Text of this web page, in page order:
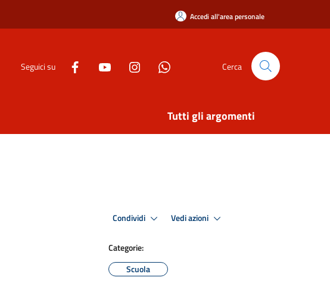
Accedi all'area personale
Seguici su Cerca
Tutti gli argomenti
Condividi Vedi azioni
Categorie:
Scuola